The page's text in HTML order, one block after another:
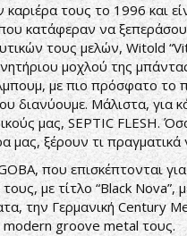
τους το 1996 και
κατάφεραν να
τους μελών, Witold
μοχλού της
με πιο πρόσφατο το
διανύουμε. Μάλιστα, για
μας, SEPTIC FLESH.
μας, ξέρουν τι πραγματικά
που επισκέπτονται
με τίτλο “Black
την Γερμανική Century
groove metal τους.